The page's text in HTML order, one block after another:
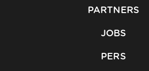
PARTNERS
JOBS
PERS